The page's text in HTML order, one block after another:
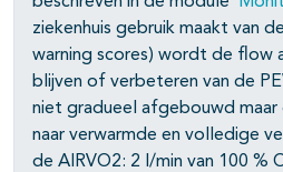
ziekenhuis gebruik maakt van
warning scores) wordt de flow
blijven of verbeteren van de
niet gradueel afgebouwd
naar verwarmde en volledige
de AIRVO2: 2 l/min van 100 %